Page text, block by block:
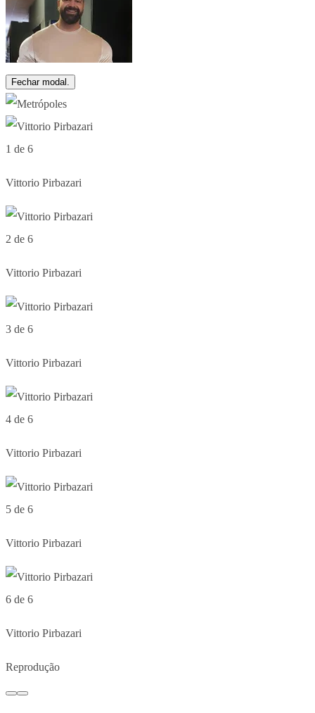
Fechar modal.
1 de 6
Vittorio Pirbazari
2 de 6
Vittorio Pirbazari
3 de 6
Vittorio Pirbazari
4 de 6
Vittorio Pirbazari
5 de 6
Vittorio Pirbazari
6 de 6
Vittorio Pirbazari
Reprodução